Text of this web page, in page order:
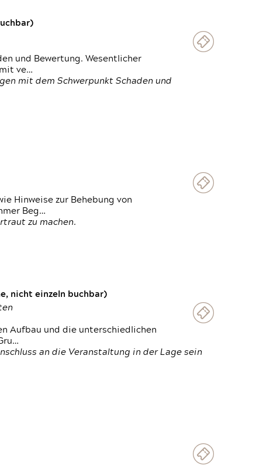
und Bewertung. Wesentlicher
ve…
mit dem Schwerpunkt Schaden und
Hinweise zur Behebung von
Beg…
zu machen.
nicht einzeln buchbar)
Aufbau und die unterschiedlichen
an die Veranstaltung in der Lage sein